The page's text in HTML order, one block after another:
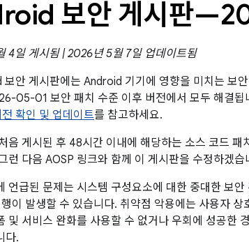
보안 게시판
4일 게시됨 | 2026년 5월 7일 업데이트됨
보안 게시판에는 Android 기기에 영향을 미치는 보
05-01 보안 패치 수준 이후 버전에서 모두 해결됩
확인 및 업데이트를 참고하세요.
음 게시된 후 48시간 이내에 해당하는 소스 코드
런 다음 AOSP 링크와 함께 이 게시판을 수정하겠습
언급된 문제는 시스템 구성요소에 대한 중대한 보
이 발생할 수 있습니다. 취약점 악용에는 사용자 상
및 서비스 완화를 사용할 수 없거나 우회에 성공한
다.